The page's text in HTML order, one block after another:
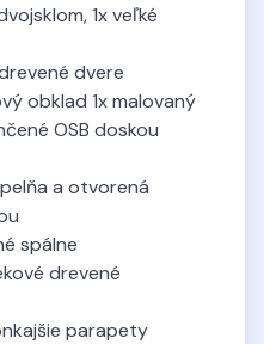
1x veľké
dvere
obklad 1x malovaný
OSB doskou
a otvorená
spálne
drevené
parapety